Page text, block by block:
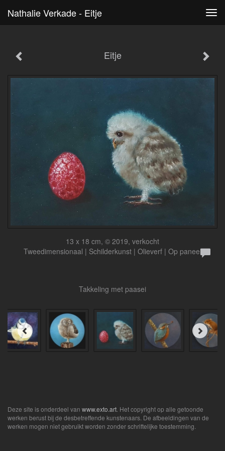
Nathalie Verkade - Eitje
Eitje
13 x 18 cm, © 2019, verkocht
Tweedimensionaal | Schilderkunst | Olieverf | Op paneel
Takkeling met paasei
Deze site is onderdeel van www.exto.art . Het copyright op alle getoonde
werken berust bij de desbetreffende kunstenaars. De afbeeldingen van de
werken mogen niet gebruikt worden zonder schriftelijke toestemming.